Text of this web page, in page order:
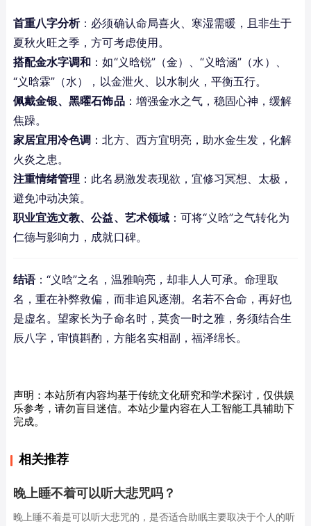
首重八字分析：必须确认命局喜火、寒湿需暖，且非生于
夏秋火旺之季，方可考虑使用。
搭配金水字调和 ：如“义晗锐”（金）、“义晗涵”（水）、
“义晗霖”（水），以金泄火、以水制火，平衡五行。
佩戴金银、黑曜石饰品：增强金水之气，稳固心神，缓解
焦躁。
家居宜用冷色调 ：北方、西方宜明亮，助水金生发，化解
火炎之患。
注重情绪管理 ：此名易激发表现欲，宜修习冥想、太极，
避免冲动决策。
职业宜选文教、公益、艺术领域：可将“义晗”之气转化为
仁德与影响力，成就口碑。
结语：“义晗”之名，温雅响亮，却非人人可承。命理取
名，重在补弊救偏，而非追风逐潮。名若不合命，再好也
是虚名。望家长为子命名时，莫贪一时之雅，务须结合生
辰八字，审慎斟酌，方能名实相副，福泽绵长。
声明：本站所有内容均基于传统文化研究和学术探讨，仅供娱
乐参考，请勿盲目迷信。本站少量内容在人工智能工具辅助下
完成。
相关推荐
晚上睡不着可以听大悲咒吗？
晚上睡不着是可以听大悲咒的，是否适合助眠主要取决于个人的听